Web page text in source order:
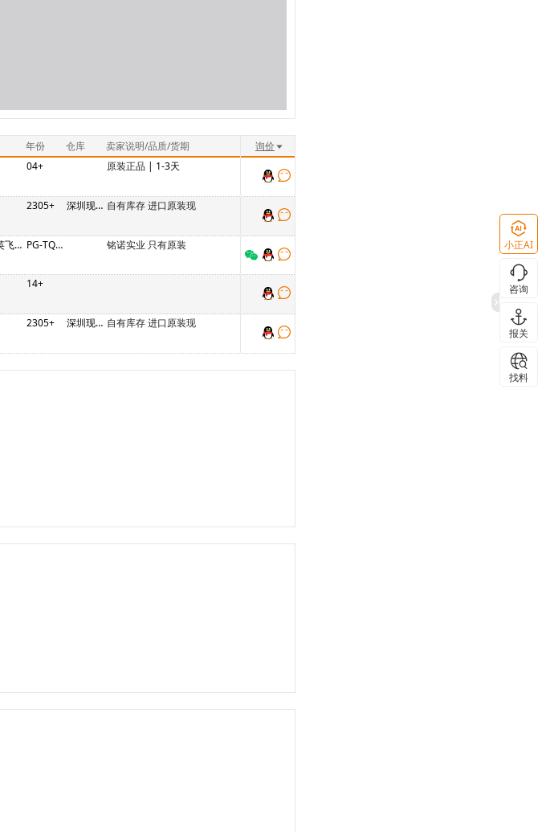
年份 仓库 卖家说明/品质/货期
询价
04+ 原装正品 | 1-3天
2305+ 深圳现货 自有库存 进口原装现
INFINEON/英飞凌
PG-TQFP-14 铭诺实业 只有原装
14+
2305+ 深圳现货 自有库存 进口原装现
小正AI
咨询
报关
找料